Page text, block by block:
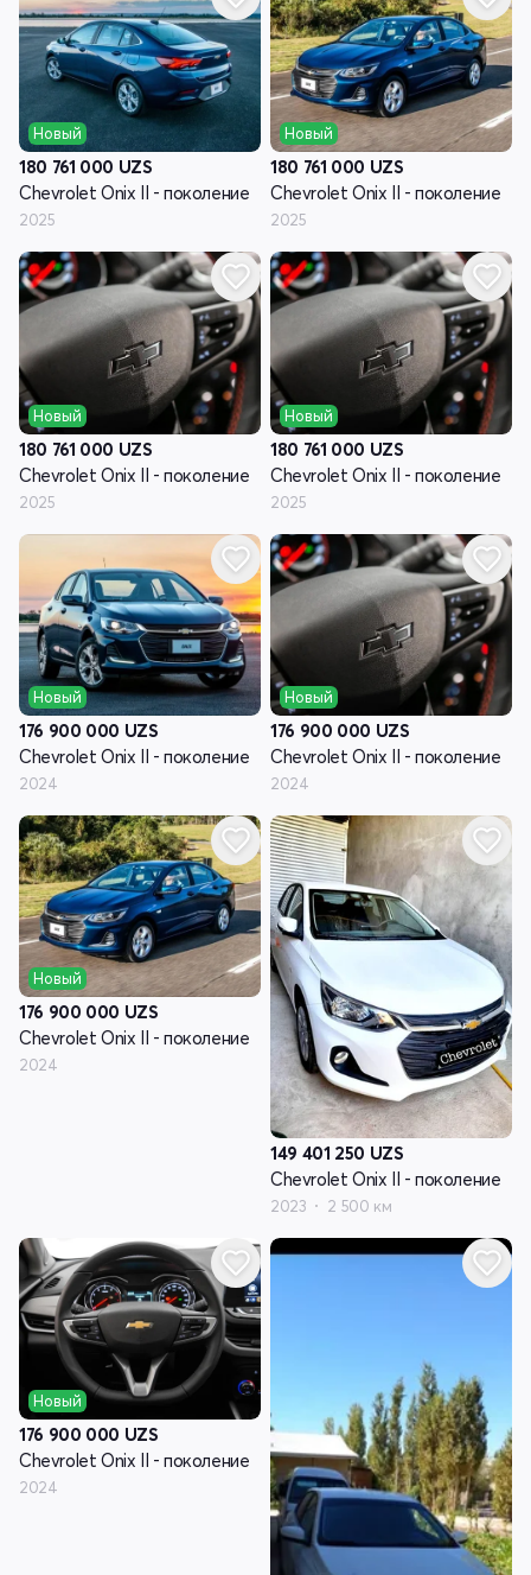
Новый
180 761 000 UZS
Chevrolet Onix II - поколение
2025
Новый
180 761 000 UZS
Chevrolet Onix II - поколение
2025
Новый
180 761 000 UZS
Chevrolet Onix II - поколение
2025
Новый
180 761 000 UZS
Chevrolet Onix II - поколение
2025
Новый
176 900 000 UZS
Chevrolet Onix II - поколение
2024
Новый
176 900 000 UZS
Chevrolet Onix II - поколение
2024
Новый
176 900 000 UZS
Chevrolet Onix II - поколение
2024
149 401 250 UZS
Chevrolet Onix II - поколение
2023 2 500 км
Новый
176 900 000 UZS
Chevrolet Onix II - поколение
2024